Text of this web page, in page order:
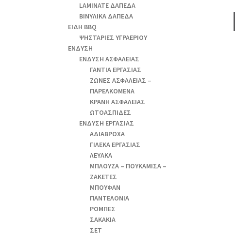
LAMINATE ΔΑΠΕΔΑ
ΒΙΝΥΛΙΚΑ ΔΑΠΕΔΑ
ΕΙΔΗ BBQ
ΨΗΣΤΑΡΙΕΣ ΥΓΡΑΕΡΙΟΥ
ΕΝΔΥΣΗ
ΕΝΔΥΣΗ ΑΣΦΑΛΕΙΑΣ
ΓΑΝΤΙΑ ΕΡΓΑΣΙΑΣ
ΖΩΝΕΣ ΑΣΦΑΛΕΙΑΣ –
ΠΑΡΕΛΚΟΜΕΝΑ
ΚΡΑΝΗ ΑΣΦΑΛΕΙΑΣ
ΩΤΟΑΣΠΙΔΕΣ
ΕΝΔΥΣΗ ΕΡΓΑΣΙΑΣ
ΑΔΙΑΒΡΟΧΑ
ΓΙΛΕΚΑ ΕΡΓΑΣΙΑΣ
ΛΕΥΑΚΑ
ΜΠΛΟΥΖΑ – ΠΟΥΚΑΜΙΣΑ –
ΖΑΚΕΤΕΣ
ΜΠΟΥΦΑΝ
ΠΑΝΤΕΛΟΝΙΑ
ΡΟΜΠΕΣ
ΣΑΚΑΚΙΑ
ΣΕΤ